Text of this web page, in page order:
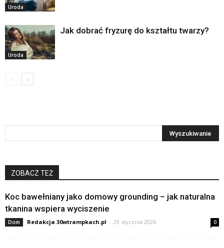
Uroda
Uroda
Jak dobrać fryzurę do kształtu twarzy?
ZOBACZ TEŻ
Koc bawełniany jako domowy grounding – jak naturalna
tkanina wspiera wyciszenie
Dom Redakcja 30wtrampkach.pl - 29 stycznia 2026 0